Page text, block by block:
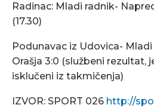
Radinac: Mladi radnik-
(17.30)
Podunavac iz Udovica-
Orašja 3:0 (službeni rezultat,
isklučeni iz takmičenja)
IZVOR: SPORT 026 http://